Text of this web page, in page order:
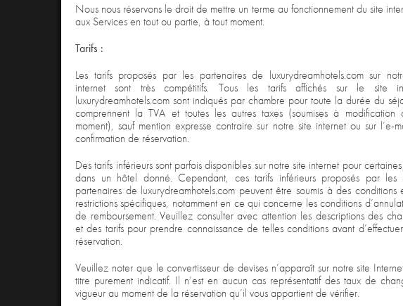
Nous nous réservons le droit de mettre un terme au fonctionnement du site
aux Services en tout ou partie, à tout moment.
Tarifs :
Les tarifs proposés par les partenaires de luxurydreamhotels.com sur
internet sont très compétitifs. Tous les tarifs affichés sur le site
luxurydreamhotels.com sont indiqués par chambre pour toute la durée du
comprennent la TVA et toutes les autres taxes (soumises à modification
moment), sauf mention expresse contraire sur notre site internet ou sur l’e-
confirmation de réservation.
Des tarifs inférieurs sont parfois disponibles sur notre site internet pour
dans un hôtel donné. Cependant, ces tarifs inférieurs proposés par les
partenaires de luxurydreamhotels.com peuvent être soumis à des conditions
restrictions spécifiques, notamment en ce qui concerne les conditions
de remboursement. Veuillez consulter avec attention les descriptions des
et des tarifs pour prendre connaissance de telles conditions avant
réservation.
Veuillez noter que le convertisseur de devises n’apparaît sur notre site
titre purement indicatif. Il n’est en aucun cas représentatif des taux de
vigueur au moment de la réservation qu’il vous appartient de vérifier.